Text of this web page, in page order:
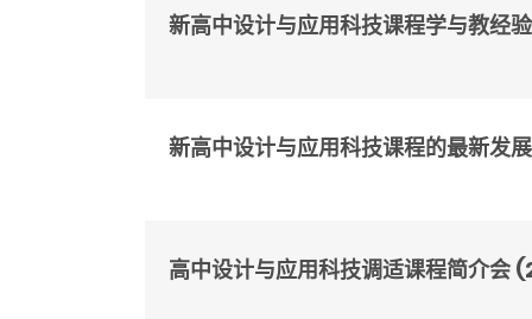
新高中设计与应用科技课程学与教经
新高中设计与应用科技课程的最新发
高中设计与应用科技调适课程简介会